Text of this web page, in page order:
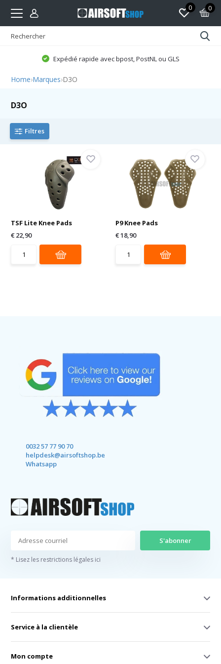
0 0
Expédié rapide avec bpost, PostNL ou GLS
Home›Marques›D3O
D3O
Filtres
TSF Lite Knee Pads
€ 22,90
P9 Knee Pads
€ 18,90
0032 57 77 90 70
helpdesk@airsoftshop.be
Whatsapp
S'abonner
* Lisez les restrictions légales ici
Informations additionnelles
Service à la clientèle
Mon compte